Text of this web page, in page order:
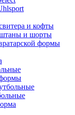
и кофты
и шорты
формы